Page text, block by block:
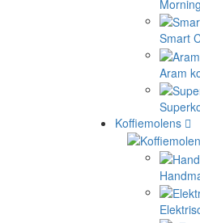
Morning
Smart
Aram
Koffiemolens